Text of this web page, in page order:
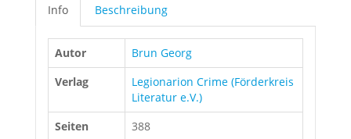
Info Beschreibung
Autor
Brun Georg
Verlag
Legionarion Crime (Förderkreis
Literatur e.V.)
Seiten
388